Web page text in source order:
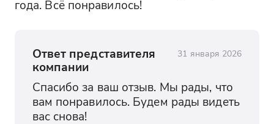
22. Администрация - 8:10-8:20
24. Алмаз холд - 8:10-8:20
25. Понтос(фламинго) - 8:15-8.25
26. Замок - 8:15-8:25
года. Всё понравилось!
Ответ представителя
компании
31 января 2026
Спасибо за ваш отзыв. Мы рады, что
вам понравилось. Будем рады видеть
вас снова!